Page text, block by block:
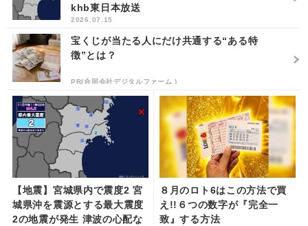
khb東日本放送
2026.07.15
宝くじが当たる人にだけ共通する“ある特
徴”とは？
PR(合同会社デジタルファーム )
【地震】宮城県内で震度2 宮
城県沖を震源とする最大震度
2の地震が発生 津波の心配な
８月のロト6はこの方法で買
え!!６つの数字が『完全一
致』する方法